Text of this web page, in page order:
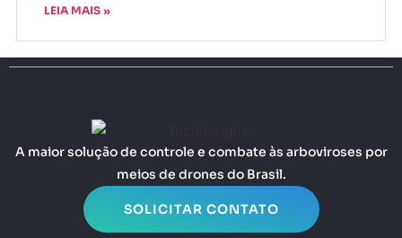
LEIA MAIS »
A maior solução de controle e combate às arboviroses por
meios de drones do Brasil.
SOLICITAR CONTATO